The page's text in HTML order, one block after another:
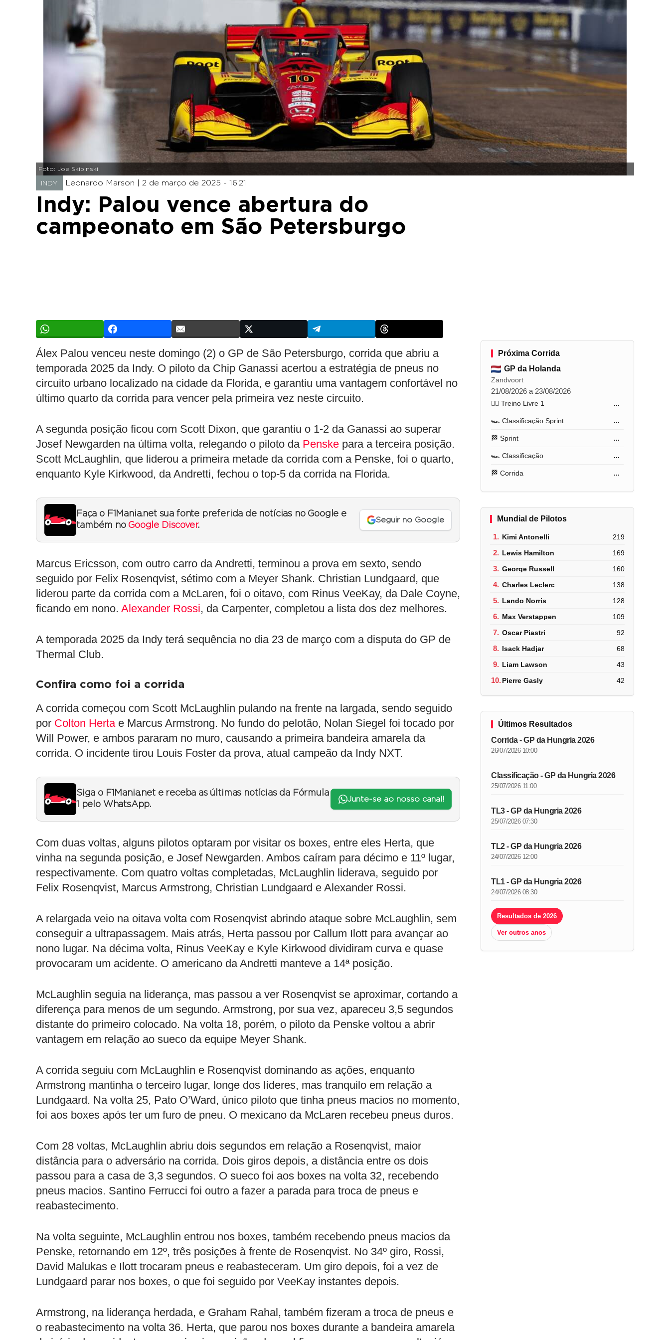
Foto: Joe Skibinski
INDY Leonardo Marson | 2 de março de 2025 - 16:21
Indy: Palou vence abertura do
campeonato em São Petersburgo
Álex Palou venceu neste domingo (2) o GP de São Petersburgo, corrida que abriu a
temporada 2025 da Indy. O piloto da Chip Ganassi acertou a estratégia de pneus no
circuito urbano localizado na cidade da Florida, e garantiu uma vantagem confortável no
último quarto da corrida para vencer pela primeira vez neste circuito.
A segunda posição ficou com Scott Dixon, que garantiu o 1-2 da Ganassi ao superar
Josef Newgarden na última volta, relegando o piloto da Penske para a terceira posição.
Scott McLaughlin, que liderou a primeira metade da corrida com a Penske, foi o quarto,
enquanto Kyle Kirkwood, da Andretti, fechou o top-5 da corrida na Florida.
Faça o F1Mania.net sua fonte preferida de notícias no Google e
também no Google Discover.
Seguir no Google
Marcus Ericsson, com outro carro da Andretti, terminou a prova em sexto, sendo
seguido por Felix Rosenqvist, sétimo com a Meyer Shank. Christian Lundgaard, que
liderou parte da corrida com a McLaren, foi o oitavo, com Rinus VeeKay, da Dale Coyne,
ficando em nono. Alexander Rossi, da Carpenter, completou a lista dos dez melhores.
A temporada 2025 da Indy terá sequência no dia 23 de março com a disputa do GP de
Thermal Club.
Confira como foi a corrida
A corrida começou com Scott McLaughlin pulando na frente na largada, sendo seguido
por Colton Hertae Marcus Armstrong. No fundo do pelotão, Nolan Siegel foi tocado por
Will Power, e ambos pararam no muro, causando a primeira bandeira amarela da
corrida. O incidente tirou Louis Foster da prova, atual campeão da Indy NXT.
Siga o F1Mania.net e receba as últimas notícias da Fórmula
1 pelo WhatsApp.
Junte-se ao nosso canal!
Com duas voltas, alguns pilotos optaram por visitar os boxes, entre eles Herta, que
vinha na segunda posição, e Josef Newgarden. Ambos caíram para décimo e 11º lugar,
respectivamente. Com quatro voltas completadas, McLaughlin liderava, seguido por
Felix Rosenqvist, Marcus Armstrong, Christian Lundgaard e Alexander Rossi.
A relargada veio na oitava volta com Rosenqvist abrindo ataque sobre McLaughlin, sem
conseguir a ultrapassagem. Mais atrás, Herta passou por Callum Ilott para avançar ao
nono lugar. Na décima volta, Rinus VeeKay e Kyle Kirkwood dividiram curva e quase
provocaram um acidente. O americano da Andretti manteve a 14ª posição.
McLaughlin seguia na liderança, mas passou a ver Rosenqvist se aproximar, cortando a
diferença para menos de um segundo. Armstrong, por sua vez, apareceu 3,5 segundos
distante do primeiro colocado. Na volta 18, porém, o piloto da Penske voltou a abrir
vantagem em relação ao sueco da equipe Meyer Shank.
A corrida seguiu com McLaughlin e Rosenqvist dominando as ações, enquanto
Armstrong mantinha o terceiro lugar, longe dos líderes, mas tranquilo em relação a
Lundgaard. Na volta 25, Pato O’Ward, único piloto que tinha pneus macios no momento,
foi aos boxes após ter um furo de pneu. O mexicano da McLaren recebeu pneus duros.
Com 28 voltas, McLaughlin abriu dois segundos em relação a Rosenqvist, maior
distância para o adversário na corrida. Dois giros depois, a distância entre os dois
passou para a casa de 3,3 segundos. O sueco foi aos boxes na volta 32, recebendo
pneus macios. Santino Ferrucci foi outro a fazer a parada para troca de pneus e
reabastecimento.
Na volta seguinte, McLaughlin entrou nos boxes, também recebendo pneus macios da
Penske, retornando em 12º, três posições à frente de Rosenqvist. No 34º giro, Rossi,
David Malukas e Ilott trocaram pneus e reabasteceram. Um giro depois, foi a vez de
Lundgaard parar nos boxes, o que foi seguido por VeeKay instantes depois.
Armstrong, na liderança herdada, e Graham Rahal, também fizeram a troca de pneus e
o reabastecimento na volta 36. Herta, que parou nos boxes durante a bandeira amarela
Próxima Corrida
GP da Holanda
Zandvoort
21/08/2026 a 23/08/2026
🏋️‍♂️ Treino Livre 1 ...
🏎️ Classificação Sprint ...
🏁 Sprint ...
🏎️ Classificação ...
🏁 Corrida ...
Mundial de Pilotos
1. Kimi Antonelli 219
2. Lewis Hamilton 169
3. George Russell 160
4. Charles Leclerc 138
5. Lando Norris 128
6. Max Verstappen 109
7. Oscar Piastri 92
8. Isack Hadjar 68
9. Liam Lawson 43
10.Pierre Gasly 42
Últimos Resultados
Corrida - GP da Hungria 2026
26/07/2026 10:00
Classificação - GP da Hungria 2026
25/07/2026 11:00
TL3 - GP da Hungria 2026
25/07/2026 07:30
TL2 - GP da Hungria 2026
24/07/2026 12:00
TL1 - GP da Hungria 2026
24/07/2026 08:30
Resultados de 2026
Ver outros anos